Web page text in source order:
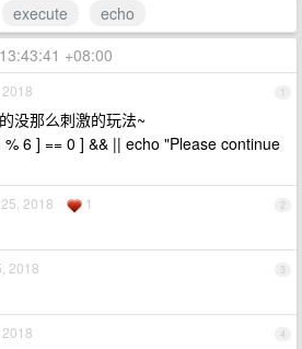
execute
echo
+08:00
1
没那么刺激的玩法~
6 ] == 0 ] && || echo "Please continue
2
2018 1
3
2018
4